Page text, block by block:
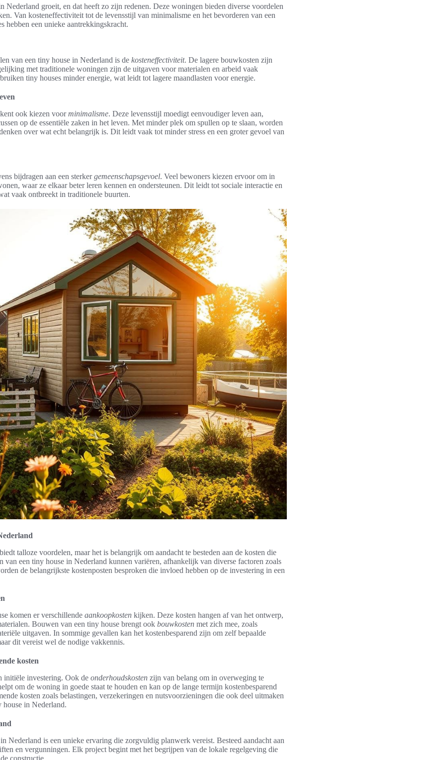
Nederland groeit, en dat heeft zo zijn redenen. Deze woningen bieden diverse voordelen
Van kosteneffectiviteit tot de levensstijl van minimalisme en het bevorderen van een
hebben een unieke aantrekkingskracht.
van een tiny house in Nederland is de kosteneffectiviteit. De lagere bouwkosten zijn
met traditionele woningen zijn de uitgaven voor materialen en arbeid vaak
tiny houses minder energie, wat leidt tot lagere maandlasten voor energie.
ook kiezen voorminimalisme. Deze levensstijl moedigt eenvoudiger leven aan,
op de essentiële zaken in het leven. Met minder plek om spullen op te slaan, worden
over wat echt belangrijk is. Dit leidt vaak tot minder stress en een groter gevoel van
bijdragen aan een sterkergemeenschapsgevoel. Veel bewoners kiezen ervoor om in
waar ze elkaar beter leren kennen en ondersteunen. Dit leidt tot sociale interactie en
vaak ontbreekt in traditionele buurten.
talloze voordelen, maar het is belangrijk om aandacht te besteden aan de kosten die
van een tiny house in Nederland kunnen variëren, afhankelijk van diverse factoren zoals
de belangrijkste kostenposten besproken die invloed hebben op de investering in een
komen er verschillende aankoopkosten kijken. Deze kosten hangen af van het ontwerp,
Bouwen van een tiny house brengt ook bouwkosten met zich mee, zoals
uitgaven. In sommige gevallen kan het kostenbesparend zijn om zelf bepaalde
dit vereist wel de nodige vakkennis.
kosten
initiële investering. Ook de onderhoudskosten zijn van belang om in overweging te
om de woning in goede staat te houden en kan op de lange termijn kostenbesparend
kosten zoals belastingen, verzekeringen en nutsvoorzieningen die ook deel uitmaken
house in Nederland.
Nederland is een unieke ervaring die zorgvuldig planwerk vereist. Besteed aandacht aan
en vergunningen. Elk project begint met het begrijpen van de lokale regelgeving die
constructie.